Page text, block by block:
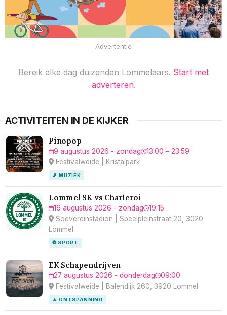
Advertentie
Bereik elke dag duizenden Lommelaars. Start met
adverteren.
ACTIVITEITEN IN DE KIJKER
Pinopop
9 augustus 2026 - zondag
13:00 – 23:59
Festivalweide | Kristalpark
🎵 MUZIEK
Lommel SK vs Charleroi
16 augustus 2026 - zondag
19:15
Soevereinstadion | Speelpleinstraat 20, 3020
Lommel
⚽ SPORT
EK Schapendrijven
27 augustus 2026 - donderdag
09:00
Festivalweide | Balendijk 260, 3920 Lommel
🧘 ONTSPANNING